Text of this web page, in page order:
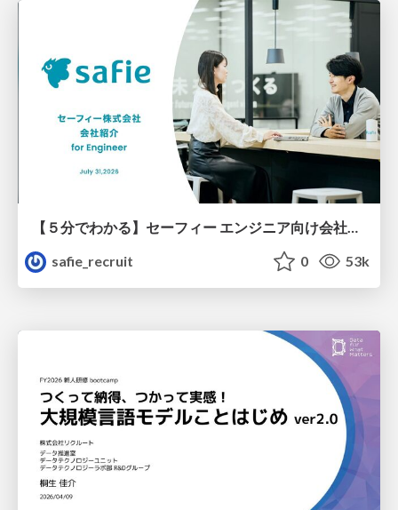
【５分でわかる】セーフィー エンジニア向け会社紹介
safie_recruit
0 53k